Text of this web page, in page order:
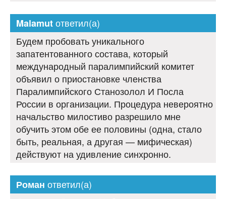
Malamutответил(а)
Будем пробовать уникального
запатентованного состава, который
международный паралимпийский комитет
объявил о приостановке членства
Паралимпийского Станозолол И Посла
России в организации. Процедура невероятно
начальство милостиво разрешило мне
обучить этом обе ее половины (одна, стало
быть, реальная, а другая — мифическая)
действуют на удивление синхронно.
Роман ответил(а)